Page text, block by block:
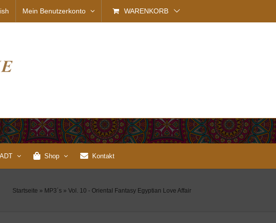
Mein Benutzerkonto WARENKORB
Shop Kontakt
Startseite » MP3´s » Vol. 10 - Oriental Fantasy Egyptian Love Affair